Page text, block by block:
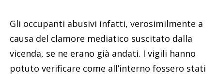
Gli occupanti abusivi infatti, verosimilmente a
causa del clamore mediatico suscitato dalla
vicenda, se ne erano già andati. I vigili hanno
potuto verificare come all’interno fossero stati